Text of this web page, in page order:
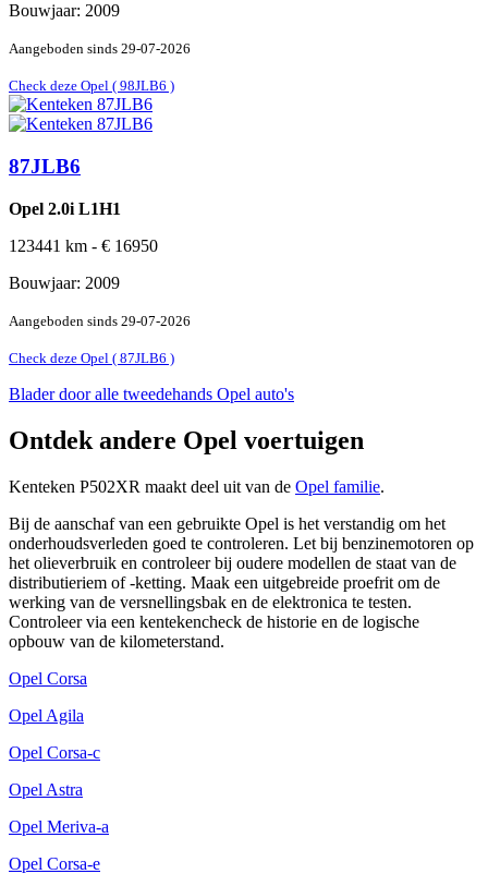
Bouwjaar: 2009
Aangeboden sinds 29-07-2026
Check deze Opel ( 98JLB6 )
87JLB6
Opel 2.0i L1H1
123441 km - € 16950
Bouwjaar: 2009
Aangeboden sinds 29-07-2026
Check deze Opel ( 87JLB6 )
Blader door alle tweedehands Opel auto's
Ontdek andere Opel voertuigen
Kenteken P502XR maakt deel uit van de Opel familie.
Bij de aanschaf van een gebruikte Opel is het verstandig om het
onderhoudsverleden goed te controleren. Let bij benzinemotoren op
het olieverbruik en controleer bij oudere modellen de staat van de
distributieriem of -ketting. Maak een uitgebreide proefrit om de
werking van de versnellingsbak en de elektronica te testen.
Controleer via een kentekencheck de historie en de logische
opbouw van de kilometerstand.
Opel Corsa
Opel Agila
Opel Corsa-c
Opel Astra
Opel Meriva-a
Opel Corsa-e